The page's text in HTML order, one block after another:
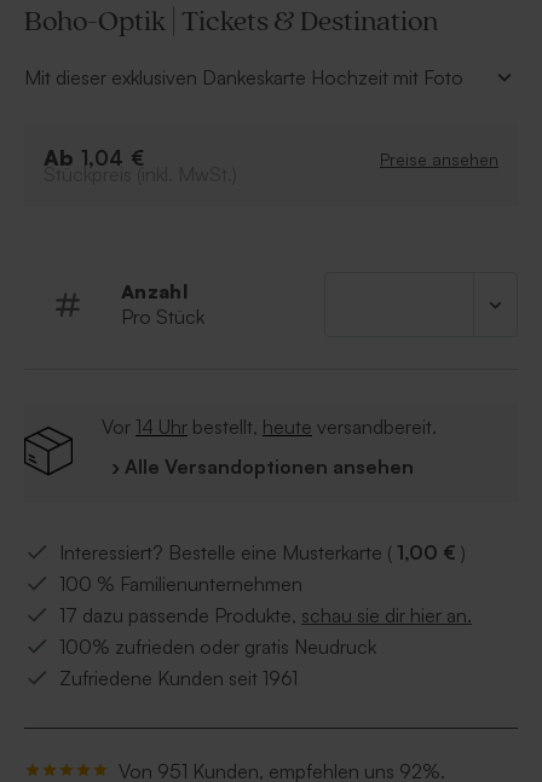
Boho-Optik | Tickets & Destination
Mit dieser exklusiven Dankeskarte Hochzeit mit Foto
einfach mit Namen und Text in unserem Online-Editor
Hippes Travel Design
Boho Look
Ab 1,04 € Preise ansehen
Anzahl
Pro Stück
Vor 14 Uhr bestellt, heute versandbereit.
› Alle Versandoptionen ansehen
Interessiert? Bestelle eine Musterkarte ( 1,00 € )
100 % Familienunternehmen
17 dazu passende Produkte, schau sie dir hier an.
100% zufrieden oder gratis Neudruck
Zufriedene Kunden seit 1961
Von 951 Kunden, empfehlen uns 92%.